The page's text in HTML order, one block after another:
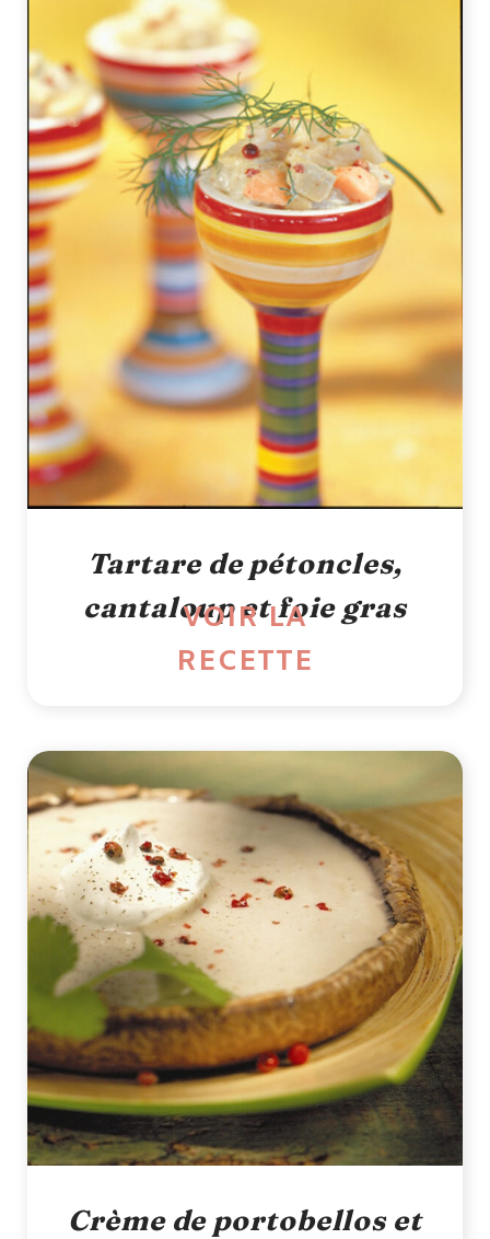
Tartare de pétoncles,
cantaloup et foie gras
VOIR LA
RECETTE
Crème de portobellos et